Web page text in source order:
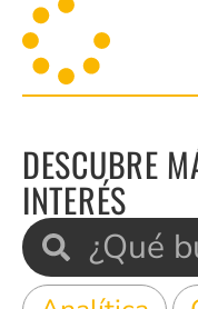
DESCUBRE
INTERÉS